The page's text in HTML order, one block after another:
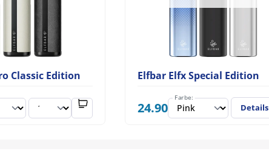
Classic Edition Elfbar Elfx Special Edition
24.90
Farbe:
Details